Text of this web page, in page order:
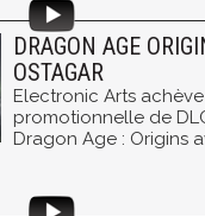
DRAGON AGE
OSTAGAR
Electronic Arts
promotionnelle de
Dragon Age : Origins